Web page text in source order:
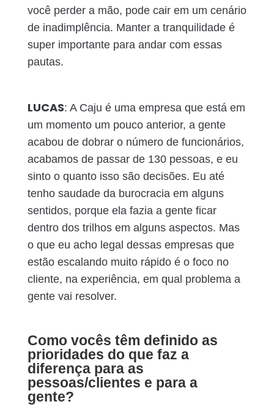
você perder a mão, pode cair em um cenário
de inadimplência. Manter a tranquilidade é
super importante para andar com essas
pautas.
LUCAS: A Caju é uma empresa que está em
um momento um pouco anterior, a gente
acabou de dobrar o número de funcionários,
acabamos de passar de 130 pessoas, e eu
sinto o quanto isso são decisões. Eu até
tenho saudade da burocracia em alguns
sentidos, porque ela fazia a gente ficar
dentro dos trilhos em alguns aspectos. Mas
o que eu acho legal dessas empresas que
estão escalando muito rápido é o foco no
cliente, na experiência, em qual problema a
gente vai resolver.
Como vocês têm definido as
prioridades do que faz a
diferença para as
pessoas/clientes e para a
gente?